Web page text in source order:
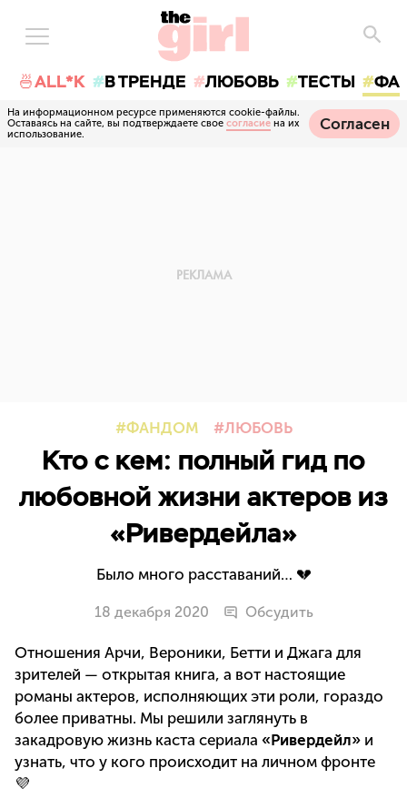
🍜ALL*K В ТРЕНДЕ ЛЮБОВЬ ТЕСТЫ
На информационном ресурсе применяются cookie-файлы.
Оставаясь на сайте, вы подтверждаете свое согласие на их
использование.
Согласен
ФАНДОМ ЛЮБОВЬ
Кто с кем: полный гид по
любовной жизни актеров из
«Ривердейла»
Было много расставаний… 💔
18 декабря 2020 Обсудить
Отношения Арчи, Вероники, Бетти и Джага для
зрителей — открытая книга, а вот настоящие
романы актеров, исполняющих эти роли, гораздо
более приватны. Мы решили заглянуть в
закадровую жизнь каста сериала «Ривердейл» и
узнать, что у кого происходит на личном фронте
💜